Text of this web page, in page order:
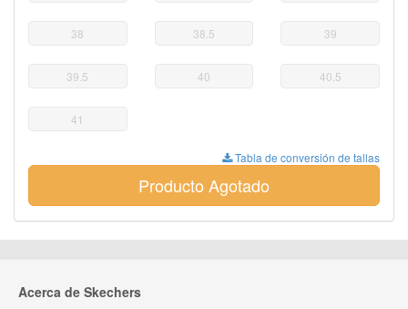
38 38.5 39
39.5 40 40.5
41
Tabla de conversión de tallas
Producto Agotado
Acerca de Skechers